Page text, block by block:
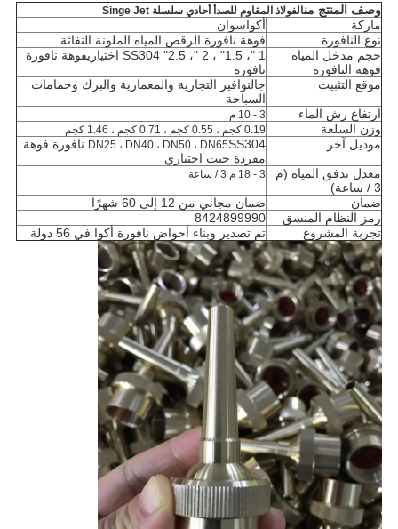
وصف المنتج منالفولاذ المقاوم للصدأ أحادي سلسلة Singe Jet
ماركة
أكواسوان
نوع النافورة
فوهة نافورة الرقص المياه الملونة النفاثة
حجم مدخل المياه
فوهة النافورة
1 "، 1.5" ، 2 "، 2.5" SS304 اختياري
فوهة نافورة
نافورة
موقع التثبيت
جالنوافير التجارية والمعمارية والبرك وحمامات
السباحة
ارتفاع رش الماء
3 - 10 م
وزن السلعة 0.19 كجم ، 0.55 كجم ، 0.71 كجم ، 1.46 كجم
موديل آخر DN25 ، DN40 ، DN50 ، DN65 SS304 نافورة فوهة
مفردة جيت اختياري
معدل تدفق المياه (م
3 / ساعة)
3 - 18 م 3 / ساعة
ضمان
ضمان مجاني من 12 إلى 60 شهرًا
رمز النظام المنسق
8424899990
تجربة المشروع
تم تصدير وبناء أحواض نافورة أكوا في 56 دولة